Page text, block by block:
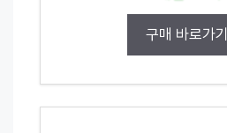
구매 바로가기